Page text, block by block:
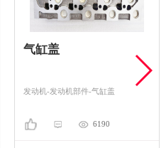
气缸盖
发动机-发动机部件-气缸盖
6190